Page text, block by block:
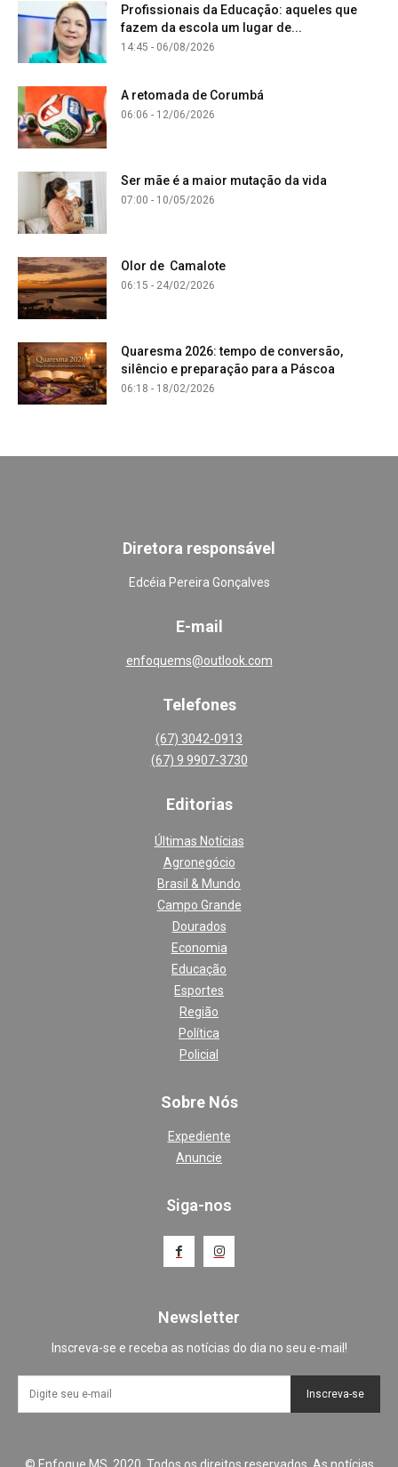
Profissionais da Educação: aqueles que
fazem da escola um lugar de...
14:45 - 06/08/2026
A retomada de Corumbá
06:06 - 12/06/2026
Ser mãe é a maior mutação da vida
07:00 - 10/05/2026
Olor de Camalote
06:15 - 24/02/2026
Quaresma 2026: tempo de conversão,
silêncio e preparação para a Páscoa
06:18 - 18/02/2026
Diretora responsável
Edcéia Pereira Gonçalves
E-mail
enfoquems@outlook.com
Telefones
(67) 3042-0913
(67) 9 9907-3730
Editorias
Últimas Notícias
Agronegócio
Brasil & Mundo
Campo Grande
Dourados
Economia
Educação
Esportes
Região
Política
Policial
Sobre Nós
Expediente
Anuncie
Siga-nos
Newsletter
Inscreva-se e receba as notícias do dia no seu e-mail!
Inscreva-se